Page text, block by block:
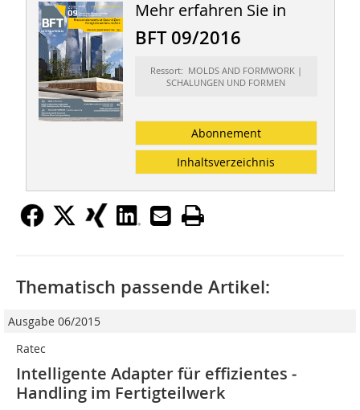
Mehr erfahren Sie in
BFT 09/2016
Ressort: MOLDS AND FORMWORK |
SCHALUNGEN UND FORMEN
Abonnement
Inhaltsverzeichnis
Thematisch passende Artikel:
Ausgabe 06/2015
Ratec
Intelligente Adapter für effizientes ­
Handling im Fertigteilwerk